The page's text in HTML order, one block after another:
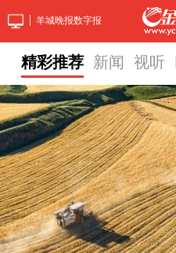
羊城晚报数字报
精彩推荐 新闻 视听